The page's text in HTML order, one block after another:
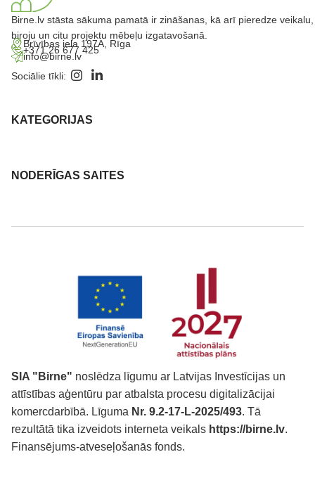
Birne.lv stāsta sākuma pamatā ir zināšanas, kā arī pieredze veikalu,
biroju un citu projektu mēbeļu izgatavošanā.
Brīvības iela 197A, Rīga
+371 26 677 425
info@birne.lv
Sociālie tīkli:
KATEGORIJAS
NODERĪGAS SAITES
SIA "Birne" noslēdza līgumu ar Latvijas Investīcijas un
attīstības aģentūru par atbalsta procesu digitalizācijai
komercdarbībā. Līguma Nr. 9.2-17-L-2025/493. Tā
rezultātā tika izveidots interneta veikals https://birne.lv.
Finansējums-atveseļošanās fonds.